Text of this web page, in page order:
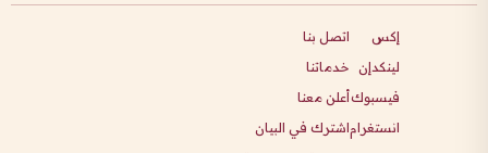
إكس
لينكدإن
فيسبوك
انستغرام
اتصل بنا
خدماتنا
أعلن معنا
اشترك في البيان